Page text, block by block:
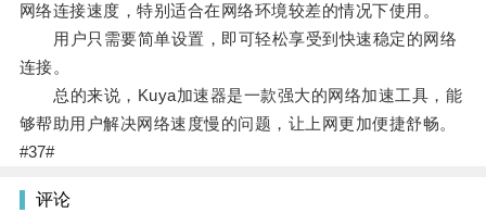
网络连接速度，特别适合在网络环境较差的情况下使用。
用户只需要简单设置，即可轻松享受到快速稳定的网络
连接。
总的来说，Kuya加速器是一款强大的网络加速工具，能
够帮助用户解决网络速度慢的问题，让上网更加便捷舒畅。
#37#
评论